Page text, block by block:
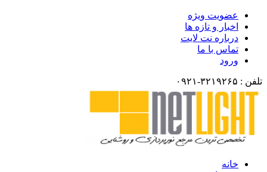
عضویت ویژه
اخبار و تازه ها
درباره نت لایت
تماس با ما
ورود
تلفن : ۳۲۱۹۲۶۵-۰۹۲۱
خانه